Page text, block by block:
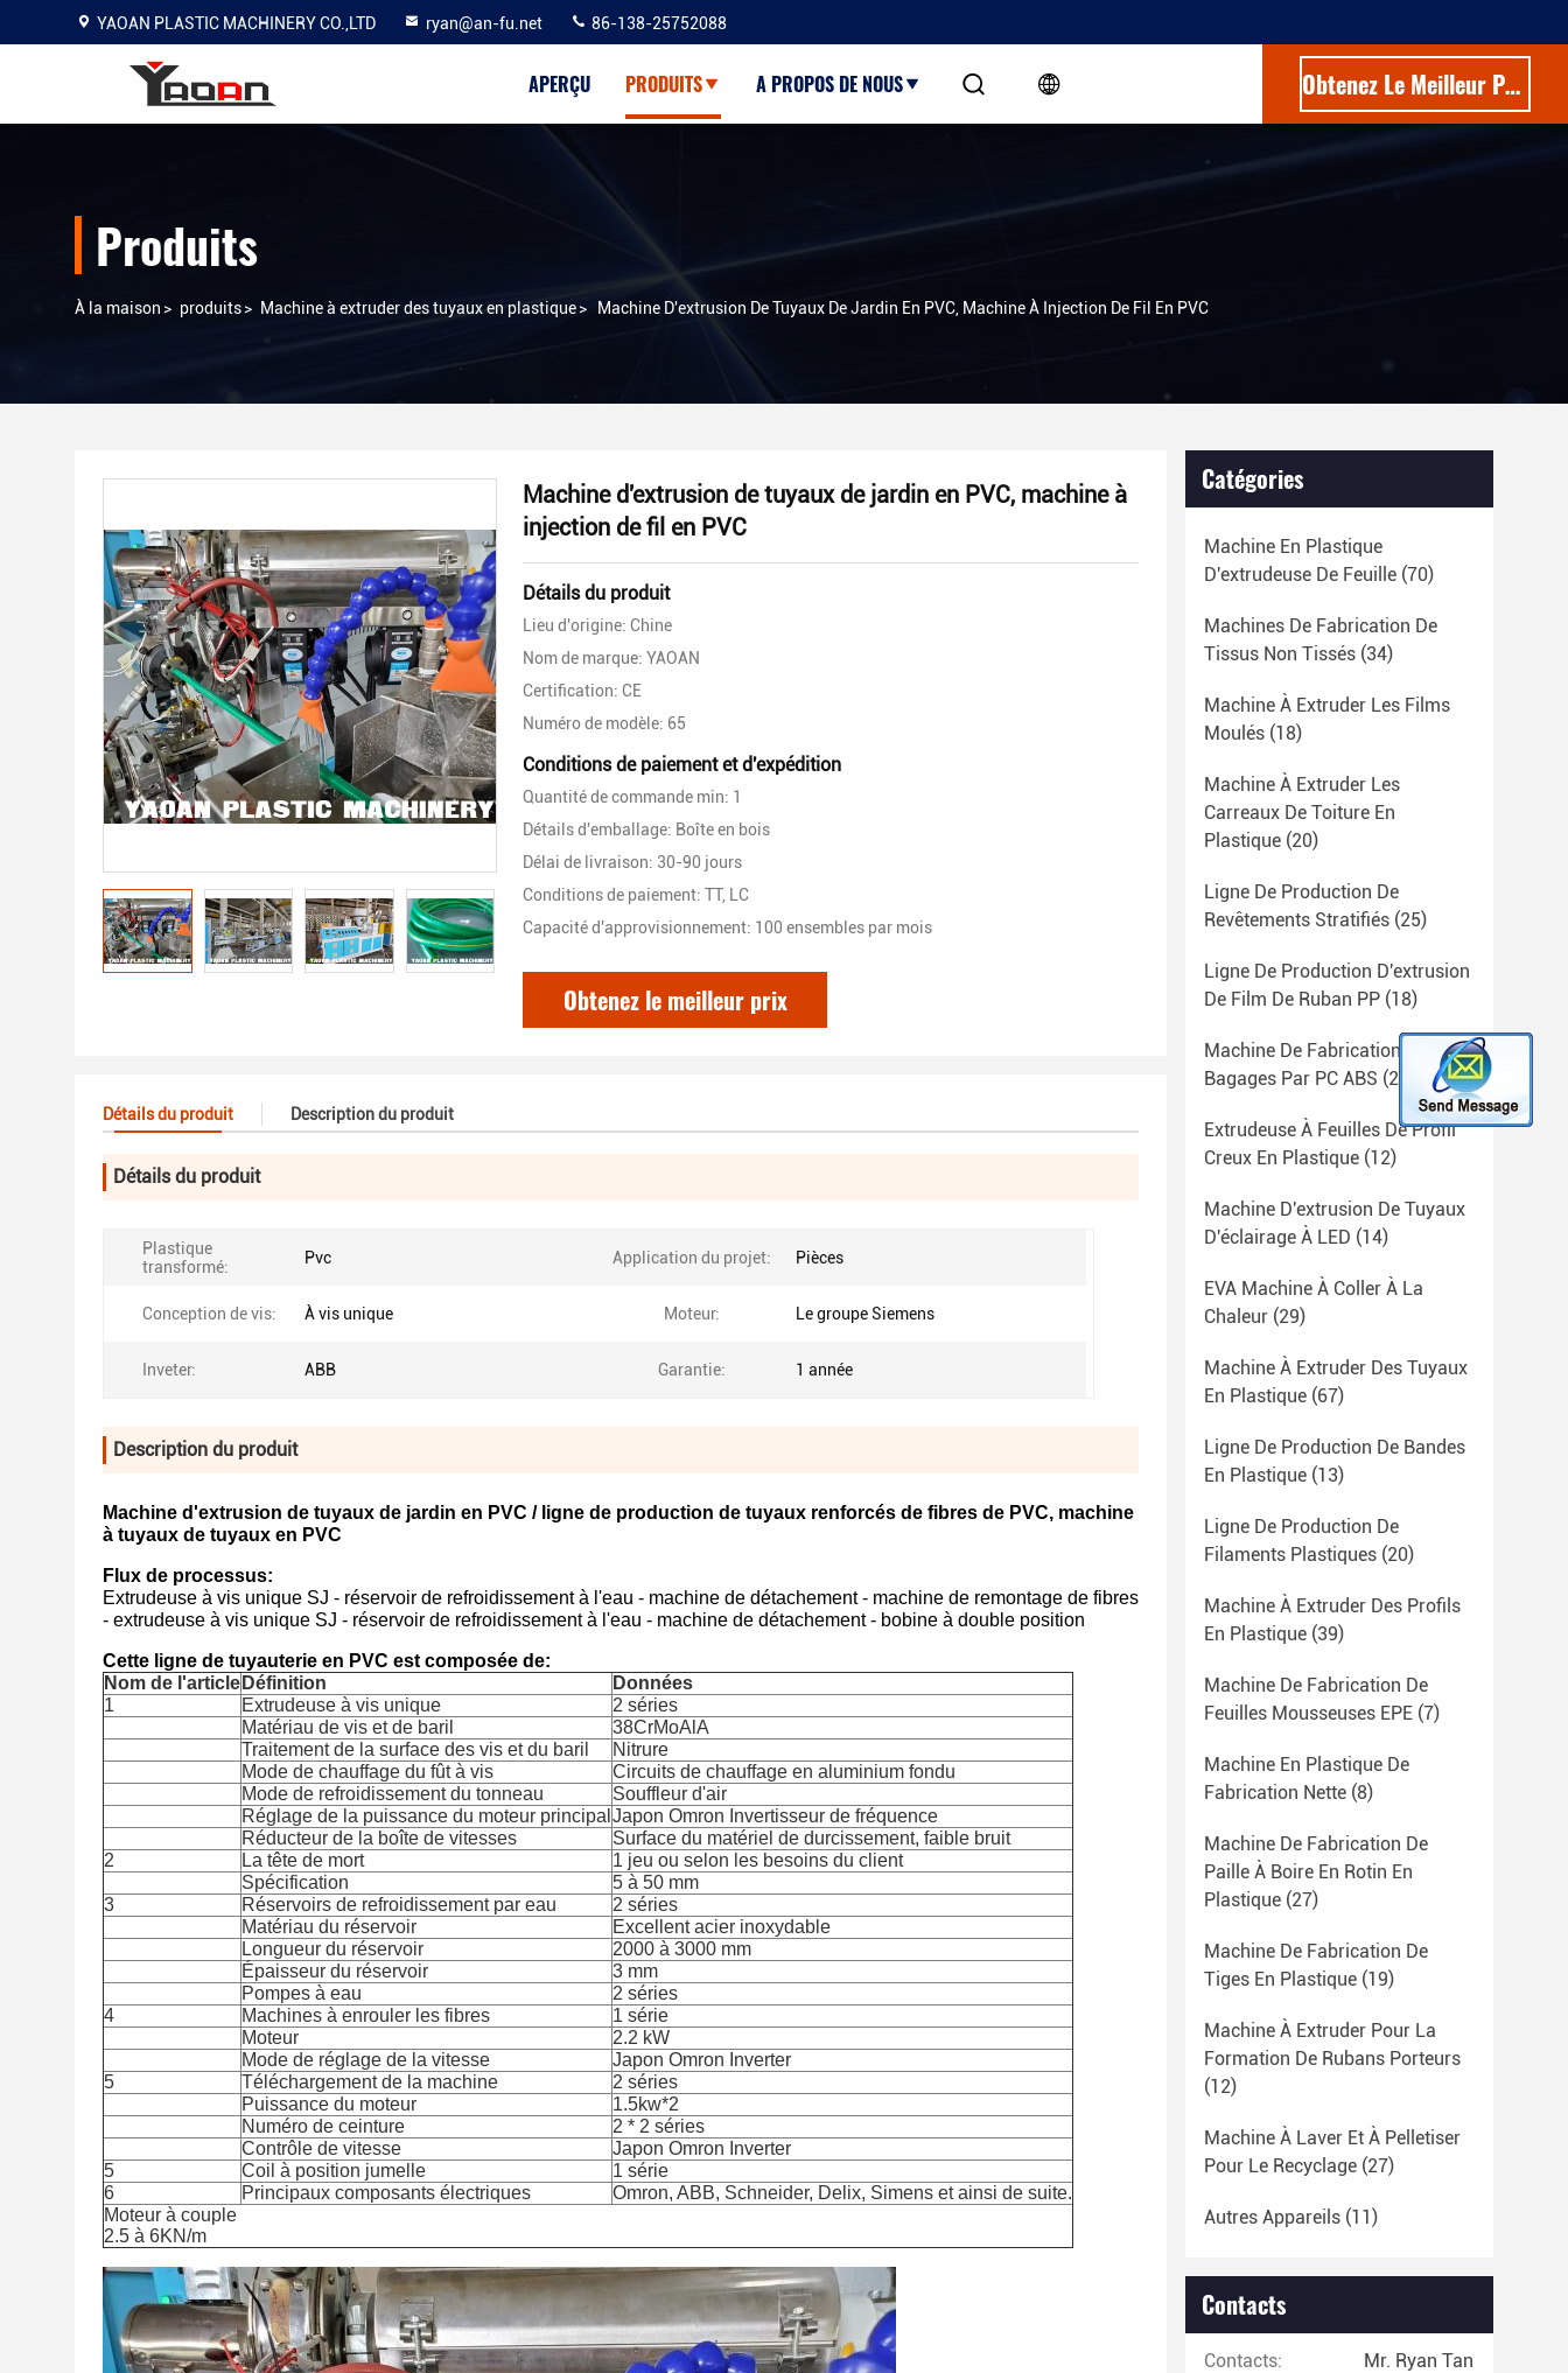
YAOAN PLASTIC MACHINERY CO.,LTD ryan@an-fu.net 86-138-25752088
APERÇU PRODUITS A PROPOS DE NOUS Obtenez Le Meilleur Prix
Produits
À la maison > produits> Machine à extruder des tuyaux en plastique> Machine D'extrusion De Tuyaux De Jardin En PVC, Machine À Injection De Fil En PVC
Machine d'extrusion de tuyaux de jardin en PVC, machine à
injection de fil en PVC
Détails du produit
Lieu d'origine: Chine
Nom de marque: YAOAN
Certification: CE
Numéro de modèle: 65
Conditions de paiement et d'expédition
Quantité de commande min: 1
Détails d'emballage: Boîte en bois
Délai de livraison: 30-90 jours
Conditions de paiement: TT, LC
Capacité d'approvisionnement: 100 ensembles par mois
Obtenez le meilleur prix
Détails du produit Description du produit
Détails du produit
Plastique
transformé:
Pvc Application du projet: Pièces
Conception de vis: À vis unique Moteur: Le groupe Siemens
Inveter: ABB Garantie: 1 année
Description du produit
Machine d'extrusion de tuyaux de jardin en PVC / ligne de production de tuyaux renforcés de fibres de PVC, machine
à tuyaux de tuyaux en PVC
Flux de processus:
Extrudeuse à vis unique SJ - réservoir de refroidissement à l'eau - machine de détachement - machine de remontage de fibres
- extrudeuse à vis unique SJ - réservoir de refroidissement à l'eau - machine de détachement - bobine à double position
Cette ligne de tuyauterie en PVC est composée de:
Nom de l'article Définition
Données
1
Extrudeuse à vis unique
2 séries
Matériau de vis et de baril
38CrMoAlA
Traitement de la surface des vis et du baril
Nitrure
Mode de chauffage du fût à vis
Circuits de chauffage en aluminium fondu
Mode de refroidissement du tonneau
Souffleur d'air
Réglage de la puissance du moteur principal Japon Omron Invertisseur de fréquence
Réducteur de la boîte de vitesses
Surface du matériel de durcissement, faible bruit
2
La tête de mort
1 jeu ou selon les besoins du client
Spécification
5 à 50 mm
3
Réservoirs de refroidissement par eau
2 séries
Matériau du réservoir
Excellent acier inoxydable
Longueur du réservoir
2000 à 3000 mm
Épaisseur du réservoir
3 mm
Pompes à eau
2 séries
4
Machines à enrouler les fibres
1 série
Moteur
2.2 kW
Mode de réglage de la vitesse
Japon Omron Inverter
5
Téléchargement de la machine
2 séries
Puissance du moteur
1.5kw*2
Numéro de ceinture
2 * 2 séries
Contrôle de vitesse
Japon Omron Inverter
5
Coil à position jumelle
1 série
6
Principaux composants électriques
Omron, ABB, Schneider, Delix, Simens et ainsi de suite.
Moteur à couple
2.5 à 6KN/m
Catégories
Machine En Plastique
D'extrudeuse De Feuille (70)
Machines De Fabrication De
Tissus Non Tissés (34)
Machine À Extruder Les Films
Moulés (18)
Machine À Extruder Les
Carreaux De Toiture En
Plastique (20)
Ligne De Production De
Revêtements Stratifiés (25)
Ligne De Production D'extrusion
De Film De Ruban PP (18)
Machine De Fabrication De
Bagages Par PC ABS (23)
Extrudeuse À Feuilles De Profil
Creux En Plastique (12)
Machine D'extrusion De Tuyaux
D'éclairage À LED (14)
EVA Machine À Coller À La
Chaleur (29)
Machine À Extruder Des Tuyaux
En Plastique (67)
Ligne De Production De Bandes
En Plastique (13)
Ligne De Production De
Filaments Plastiques (20)
Machine À Extruder Des Profils
En Plastique (39)
Machine De Fabrication De
Feuilles Mousseuses EPE (7)
Machine En Plastique De
Fabrication Nette (8)
Machine De Fabrication De
Paille À Boire En Rotin En
Plastique (27)
Machine De Fabrication De
Tiges En Plastique (19)
Machine À Extruder Pour La
Formation De Rubans Porteurs
(12)
Machine À Laver Et À Pelletiser
Pour Le Recyclage (27)
Autres Appareils (11)
Contacts
Contacts: Mr. Ryan Tan